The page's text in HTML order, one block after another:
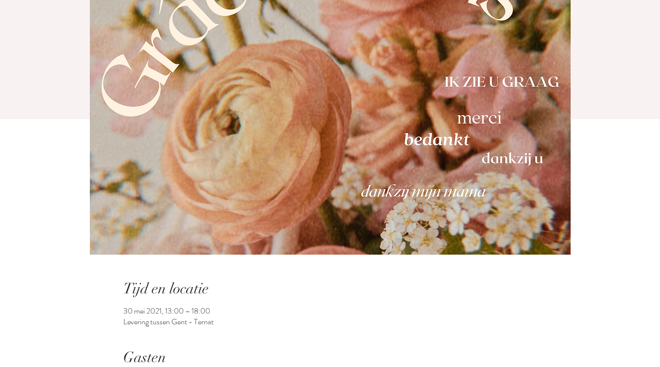
Tijd en locatie
30 mei 2021, 13:00 – 18:00
Levering tussen Gent - Ternat
Gasten